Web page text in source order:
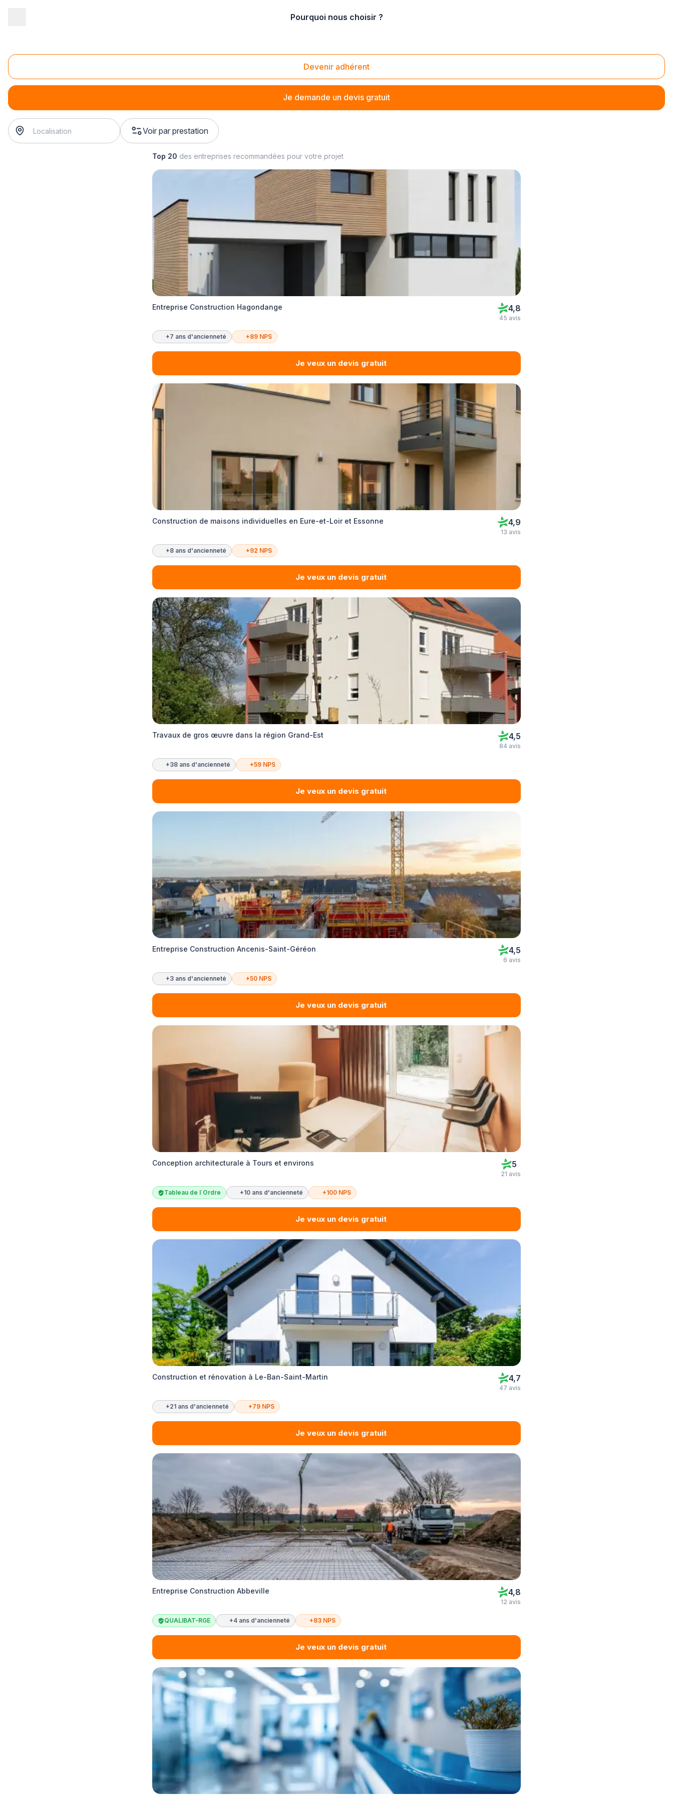
Pourquoi nous choisir ?
Devenir adhérent
Je demande un devis gratuit
Construction de centre d'affaire et espace de coworking
construction de centre d'affaire et espace de coworking ? Trouvez votre constructeur à proximité
Voir par prestation
Top 20 des entreprises recommandées pour votre projet
Entreprise Construction Hagondange 4,8
45 avis
+7 ans d'ancienneté +89 NPS
Je veux un devis gratuit
Construction de maisons individuelles en Eure-et-Loir et Essonne 4,9
13 avis
+8 ans d'ancienneté +92 NPS
Je veux un devis gratuit
Travaux de gros œuvre dans la région Grand-Est 4,5
84 avis
+38 ans d'ancienneté +59 NPS
Je veux un devis gratuit
Entreprise Construction Ancenis-Saint-Géréon 4,5
6 avis
+3 ans d'ancienneté +50 NPS
Je veux un devis gratuit
Conception architecturale à Tours et environs 5
21 avis
Tableau de l´Ordre +10 ans d'ancienneté +100 NPS
Je veux un devis gratuit
Construction et rénovation à Le-Ban-Saint-Martin 4,7
47 avis
+21 ans d'ancienneté +79 NPS
Je veux un devis gratuit
Entreprise Construction Abbeville 4,8
12 avis
QUALIBAT-RGE +4 ans d'ancienneté +83 NPS
Je veux un devis gratuit